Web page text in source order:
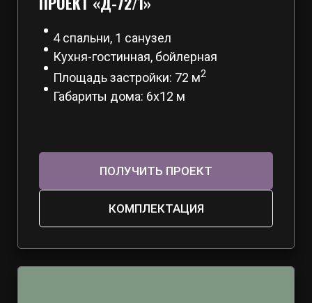
4 спальни, 1 санузел
Кухня-гостинная, бойлерная
Площадь застройки: 72 м2
Габариты дома: 6х12 м
ПОЛУЧИТЬ ПРОЕКТ
КОМПЛЕКТАЦИЯ